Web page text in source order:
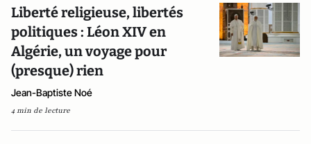
Liberté religieuse, libertés
politiques : Léon XIV en
Algérie, un voyage pour
(presque) rien
Jean-Baptiste Noé
4 min de lecture